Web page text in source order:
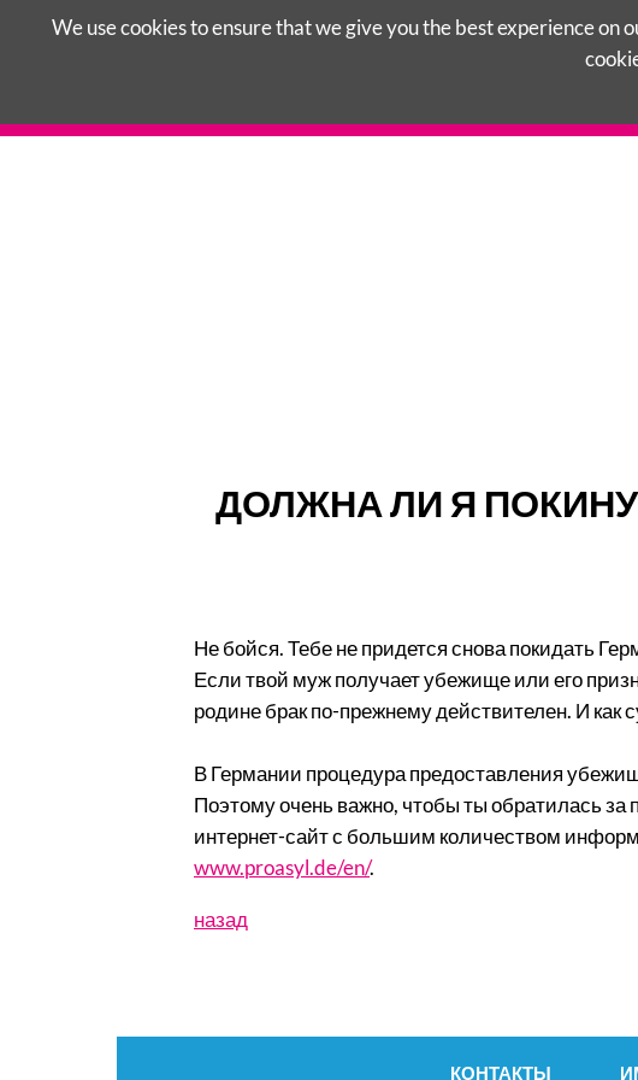
навигацию
ДОЛЖНА ЛИ Я
Не бойся. Тебе не придется снова покидать
Если твой муж получает убежище или его
родине брак по-прежнему действителен. И как
В Германии процедура предоставления
Поэтому очень важно, чтобы ты обратилась
интернет-сайт с большим количеством
www.proasyl.de/en/.
назад
КОНТАКТЫ
We use cookies to ensure that we give you the best experience